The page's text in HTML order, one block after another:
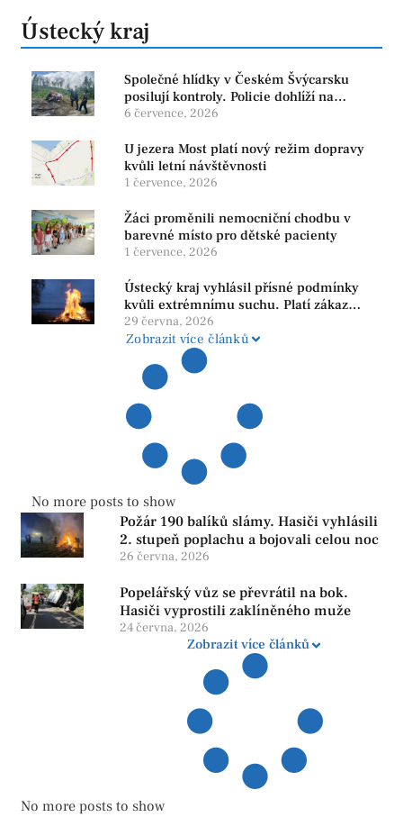
Ústecký kraj
Společné hlídky v Českém Švýcarsku
posilují kontroly. Policie dohlíží na
bezpečnost i ochranu přírody
6 července, 2026
U jezera Most platí nový režim dopravy
kvůli letní návštěvnosti
1 července, 2026
Žáci proměnili nemocniční chodbu v
barevné místo pro dětské pacienty
1 července, 2026
Ústecký kraj vyhlásil přísné podmínky
kvůli extrémnímu suchu. Platí zákaz
ohňů i pyrotechniky
29 června, 2026
Zobrazit více článků
No more posts to show
Požár 190 balíků slámy. Hasiči vyhlásili
2. stupeň poplachu a bojovali celou noc
26 června, 2026
Popelářský vůz se převrátil na bok.
Hasiči vyprostili zaklíněného muže
24 června, 2026
Zobrazit více článků
No more posts to show